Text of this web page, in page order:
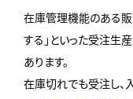
在庫管理機能のある販
する」といった受注生
あります。
在庫切れでも受注し、